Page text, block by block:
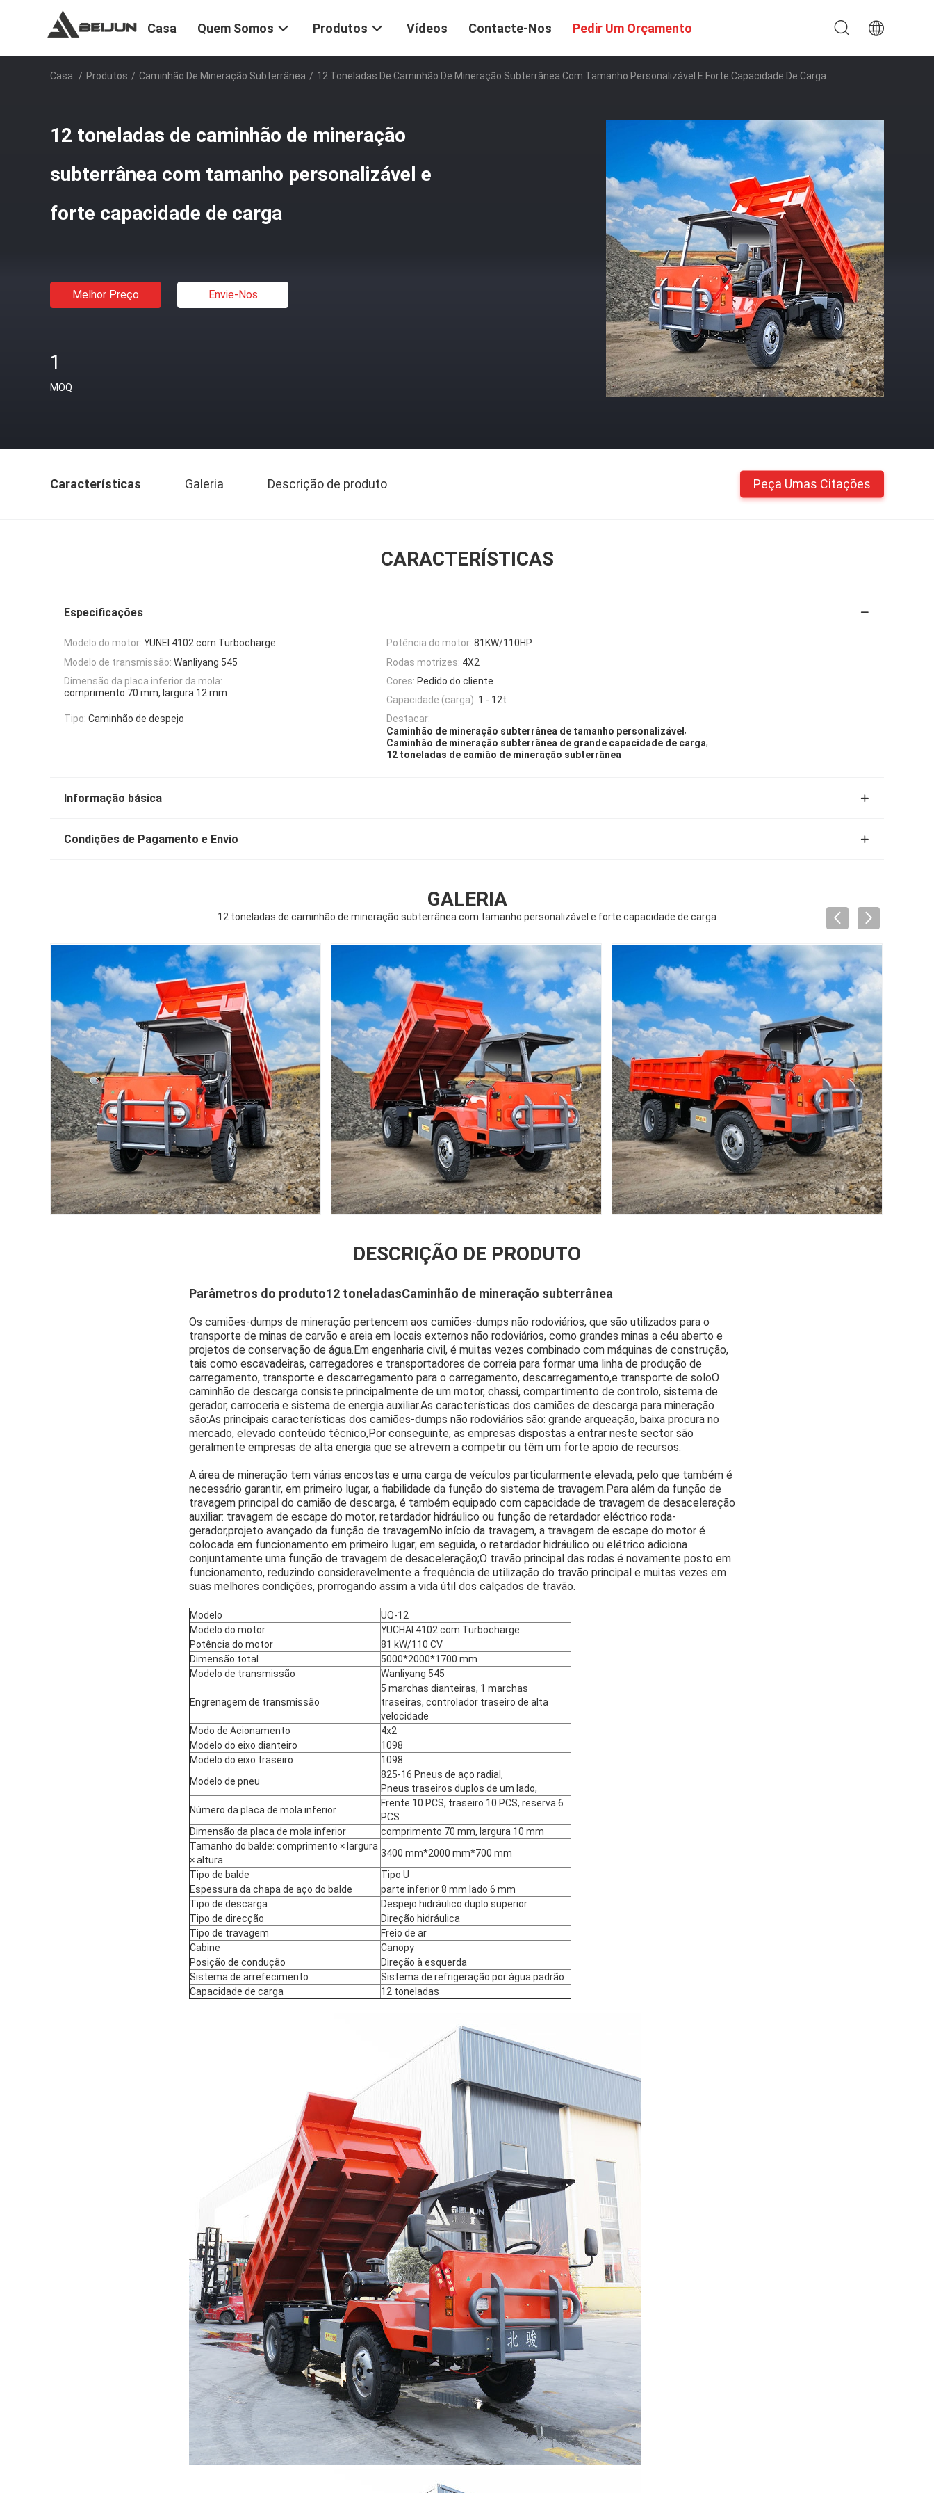
Deixe um recado Ligaremos para você em breve!
SUBMETER
Casa Quem Somos Produtos Vídeos Contacte-Nos Pedir Um Orçamento
Casa / Produtos / Caminhão De Mineração Subterrânea / 12 Toneladas De Caminhão De Mineração Subterrânea Com Tamanho Personalizável E Forte Capacidade De Carga
12 toneladas de caminhão de mineração
subterrânea com tamanho personalizável e
forte capacidade de carga
Melhor Preço Envie-Nos
1
MOQ
Características Galeria Descrição de produto Peça Umas Citações
CARACTERÍSTICAS
Especificações
Modelo do motor: YUNEI 4102 com Turbocharge Potência do motor: 81KW/110HP
Modelo de transmissão: Wanliyang 545 Rodas motrizes: 4X2
Dimensão da placa inferior da mola:
comprimento 70 mm, largura 12 mm
Cores: Pedido do cliente
Capacidade (carga): 1 - 12t
Tipo: Caminhão de despejo
Destacar:
Caminhão de mineração subterrânea de tamanho personalizável ,
Caminhão de mineração subterrânea de grande capacidade de carga,
12 toneladas de camião de mineração subterrânea
Informação básica
Condições de Pagamento e Envio
GALERIA
12 toneladas de caminhão de mineração subterrânea com tamanho personalizável e forte capacidade de carga
DESCRIÇÃO DE PRODUTO
Parâmetros do produto12 toneladasCaminhão de mineração subterrânea
Os camiões-dumps de mineração pertencem aos camiões-dumps não rodoviários, que são utilizados para o
transporte de minas de carvão e areia em locais externos não rodoviários, como grandes minas a céu aberto e
projetos de conservação de água.Em engenharia civil, é muitas vezes combinado com máquinas de construção,
tais como escavadeiras, carregadores e transportadores de correia para formar uma linha de produção de
carregamento, transporte e descarregamento para o carregamento, descarregamento,e transporte de soloO
caminhão de descarga consiste principalmente de um motor, chassi, compartimento de controlo, sistema de
gerador, carroceria e sistema de energia auxiliar.As características dos camiões de descarga para mineração
são:As principais características dos camiões-dumps não rodoviários são: grande arqueação, baixa procura no
mercado, elevado conteúdo técnico,Por conseguinte, as empresas dispostas a entrar neste sector são
geralmente empresas de alta energia que se atrevem a competir ou têm um forte apoio de recursos.
A área de mineração tem várias encostas e uma carga de veículos particularmente elevada, pelo que também é
necessário garantir, em primeiro lugar, a fiabilidade da função do sistema de travagem.Para além da função de
travagem principal do camião de descarga, é também equipado com capacidade de travagem de desaceleração
auxiliar: travagem de escape do motor, retardador hidráulico ou função de retardador eléctrico roda-
gerador,projeto avançado da função de travagemNo início da travagem, a travagem de escape do motor é
colocada em funcionamento em primeiro lugar; em seguida, o retardador hidráulico ou elétrico adiciona
conjuntamente uma função de travagem de desaceleração;O travão principal das rodas é novamente posto em
funcionamento, reduzindo consideravelmente a frequência de utilização do travão principal e muitas vezes em
suas melhores condições, prorrogando assim a vida útil dos calçados de travão.
Modelo
UQ-12
Modelo do motor
YUCHAI 4102 com Turbocharge
Potência do motor
81 kW/110 CV
Dimensão total
5000*2000*1700 mm
Modelo de transmissão
Wanliyang 545
Engrenagem de transmissão
5 marchas dianteiras, 1 marchas
traseiras, controlador traseiro de alta
velocidade
Modo de Acionamento
4x2
Modelo do eixo dianteiro
1098
Modelo do eixo traseiro
1098
Modelo de pneu
825-16 Pneus de aço radial,
Pneus traseiros duplos de um lado,
Número da placa de mola inferior
Frente 10 PCS, traseiro 10 PCS, reserva 6
PCS
Dimensão da placa de mola inferior
comprimento 70 mm, largura 10 mm
Tamanho do balde: comprimento × largura
× altura
3400 mm*2000 mm*700 mm
Tipo de balde
Tipo U
Espessura da chapa de aço do balde
parte inferior 8 mm lado 6 mm
Tipo de descarga
Despejo hidráulico duplo superior
Tipo de direcção
Direção hidráulica
Tipo de travagem
Freio de ar
Cabine
Canopy
Posição de condução
Direção à esquerda
Sistema de arrefecimento
Sistema de refrigeração por água padrão
Capacidade de carga
12 toneladas